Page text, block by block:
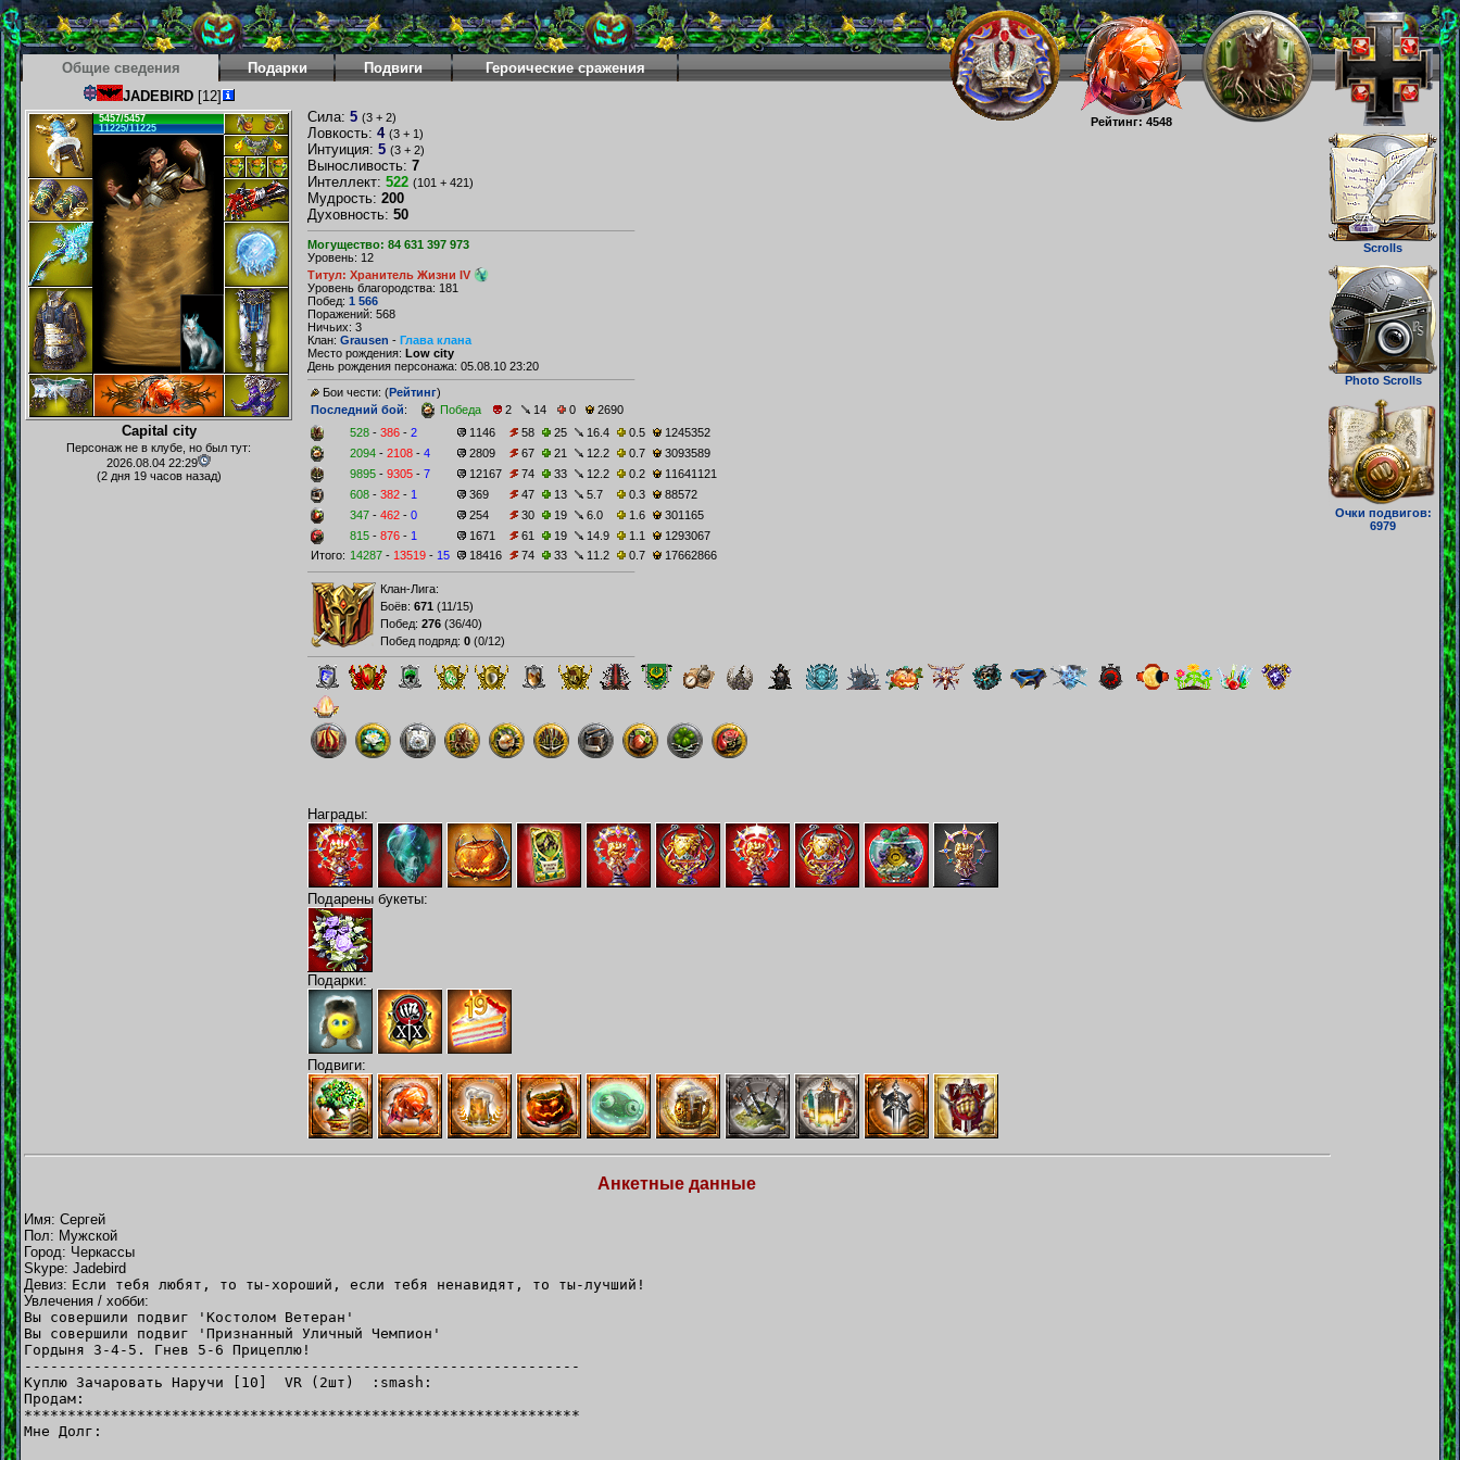
Рейтинг: 4548
Scrolls
Photo Scrolls
Очки подвигов:
6979
Общие сведения Подарки Подвиги
Героические сражения
JADEBIRD[12]
5457/5457
11225/11225
Capital city
Персонаж не в клубе, но был тут:
2026.08.04 22:29
(2 дня 19 часов назад)
Сила: 5 (3 + 2)
Ловкость: 4 (3 + 1)
Интуиция: 5 (3 + 2)
Выносливость: 7
Интеллект: 522 (101 + 421)
Мудрость: 200
Духовность: 50
Могущество: 84 631 397 973
Уровень: 12
Титул: Хранитель Жизни IV
Уровень благородства: 181
Побед: 1 566
Поражений: 568
Ничьих: 3
Клан: Grausen - Глава клана
Место рождения: Low city
День рождения персонажа: 05.08.10 23:20
Бои чести: (Рейтинг)
Последний бой: Победа 2 14 0
2690
528 - 386 - 2 1146 58 25 16.4 0.5
1245352
2094 - 2108 - 4 2809 67 21 12.2 0.7
3093589
9895 - 9305 - 7 12167 74 33 12.2 0.2
11641121
608 - 382 - 1 369 47 13 5.7 0.3
88572
347 - 462 - 0 254 30 19 6.0 1.6
301165
815 - 876 - 1 1671 61 19 14.9 1.1
1293067
Итого: 14287 - 13519 - 15 18416 74 33 11.2 0.7 17662866
Клан-Лига:
Боёв: 671 (11/15)
Побед: 276 (36/40)
Побед подряд: 0 (0/12)
Награды:
Подарены букеты:
Подарки:
Подвиги:
Анкетные данные
Имя: Сергей
Пол: Мужской
Город: Черкассы
Skype: Jadebird
Девиз: Если тебя любят, то ты-хороший, если тебя ненавидят, то ты-лучший!
Увлечения / хобби:
Вы совершили подвиг 'Костолом Ветеран'
Вы совершили подвиг 'Признанный Уличный Чемпион'
Гордыня 3-4-5. Гнев 5-6 Прицеплю!
----------------------------------------------------------------
Куплю Зачаровать Наручи [10] VR (2шт) :smash:
Продам:
****************************************************************
Мне Долг: